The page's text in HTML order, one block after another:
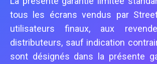
tous les écrans vendus par
utilisateurs finaux, aux
distributeurs, sauf indication
sont désignés dans la présente